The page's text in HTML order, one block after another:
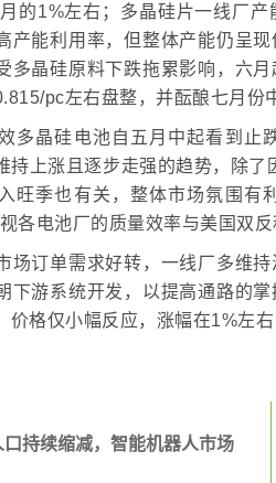
的1%左右；多晶硅片一线厂
产能利用率，但整体产能仍呈
多晶硅原料下跌拖累影响，六
pc左右盘整，并酝酿七月份
多晶硅电池自五月中起看到止
持上涨且逐步走强的趋势，除
旺季也有关，整体市场氛围有
各电池厂的质量效率与美国双
场订单需求好转，一线厂多维
下游系统开发，以提高通路的
价格仅小幅反应，涨幅在1%左
持续缩减，智能机器人市场